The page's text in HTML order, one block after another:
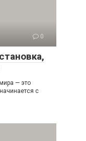
0
— это
с